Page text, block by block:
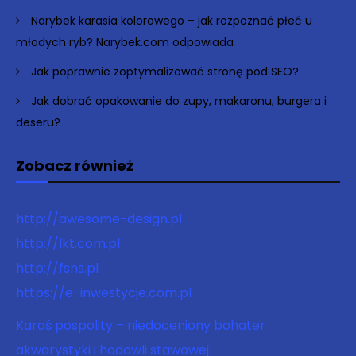
Narybek karasia kolorowego – jak rozpoznać płeć u
młodych ryb? Narybek.com odpowiada
Jak poprawnie zoptymalizować stronę pod SEO?
Jak dobrać opakowanie do zupy, makaronu, burgera i
deseru?
Zobacz również
http://awesome-design.pl
http://lkt.com.pl
http://fsns.pl
https://e-inwestycje.com.pl
Karaś pospolity – niedoceniony bohater
akwarystyki i hodowli stawowej